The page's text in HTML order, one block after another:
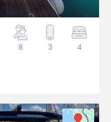
8 3 4